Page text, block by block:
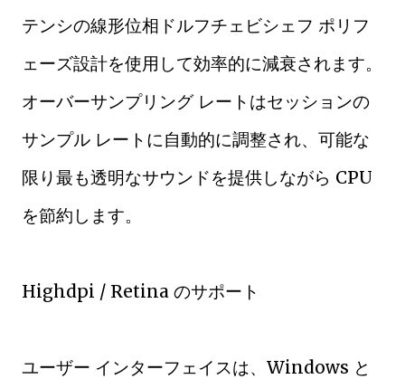
テンシの線形位相ドルフチェビシェフ ポリフ
ェーズ設計を使用して効率的に減衰されます。
オーバーサンプリング レートはセッションの
サンプル レートに自動的に調整され、可能な
限り最も透明なサウンドを提供しながら CPU
を節約します。
Highdpi / Retina のサポート
ユーザー インターフェイスは、Windows と